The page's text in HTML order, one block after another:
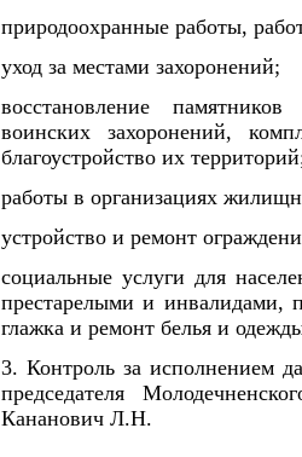
природоохранные работы,
уход за местами захоронений;
восстановление
воинских захоронений,
благоустройство их
работы в организациях
устройство и ремонт
социальные услуги для
престарелыми и инвалидами,
глажка и ремонт белья и
3. Контроль за исполнением
председателя
Кананович Л.Н.